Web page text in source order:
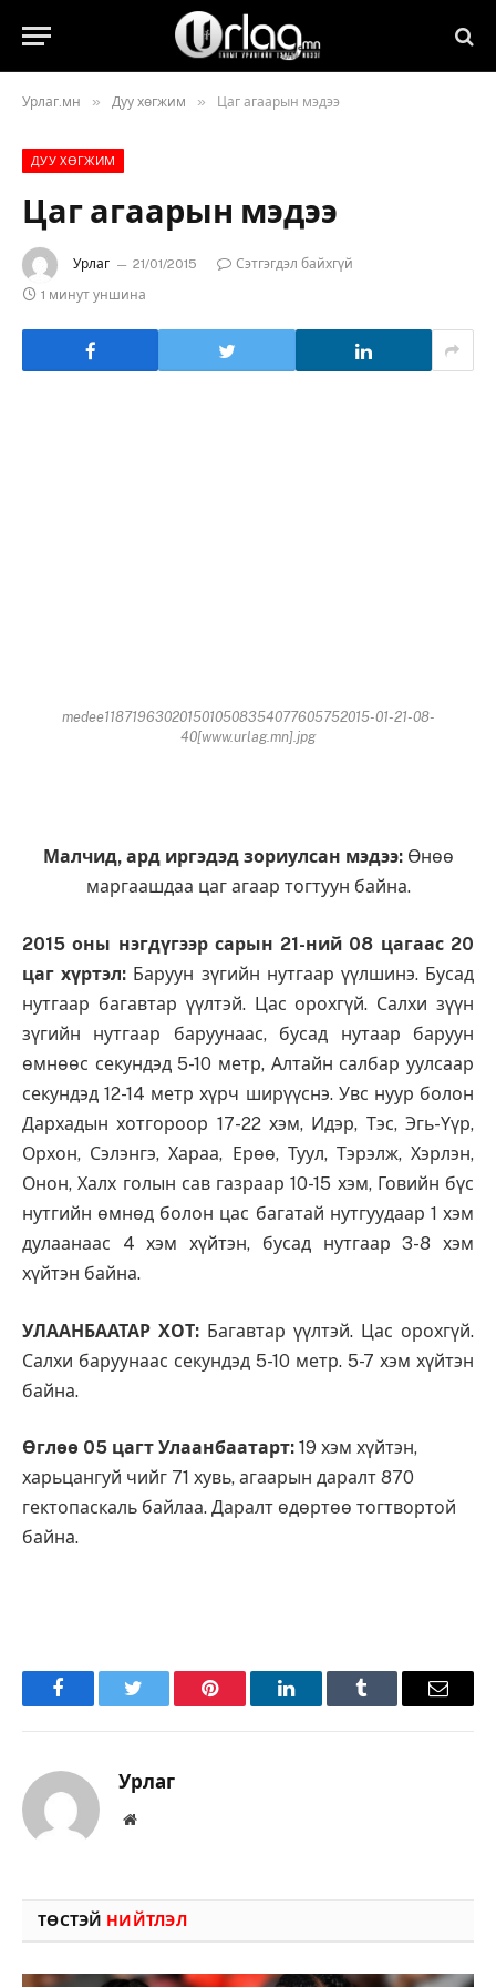
Урлаг.мн » Дуу хөгжим » Цаг агаарын мэдээ
ДУУ ХӨГЖИМ
Цаг агаарын мэдээ
Урлаг 21/01/2015
Сэтгэгдэл байхгүй
1 минут уншина
medee1187196302015010508354077605752015-01-21-08-
40[www.urlag.mn].jpg
Малчид, ард иргэдэд зориулсан мэдээ:Өнөө
маргаашдаа цаг агаар тогтуун байна.
2015 оны нэгдүгээр сарын 21-ний 08 цагаас 20
цаг хүртэл: Баруун зүгийн нутгаар үүлшинэ. Бусад
нутгаар багавтар үүлтэй. Цас орохгүй. Салхи зүүн
зүгийн нутгаар баруунаас, бусад нутаар баруун
өмнөөс секундэд 5-10 метр, Алтайн салбар уулсаар
секундэд 12-14 метр хүрч ширүүснэ. Увс нуур болон
Дархадын хотгороор 17-22 хэм, Идэр, Тэс, Эгь-Үүр,
Орхон, Сэлэнгэ, Хараа, Ерөө, Туул, Тэрэлж, Хэрлэн,
Онон, Халх голын сав газраар 10-15 хэм, Говийн бүс
нутгийн өмнөд болон цас багатай нутгуудаар 1 хэм
дулаанаас 4 хэм хүйтэн, бусад нутгаар 3-8 хэм
хүйтэн байна.
УЛААНБААТАР ХОТ: Багавтар үүлтэй. Цас орохгүй.
Салхи баруунаас секундэд 5-10 метр. 5-7 хэм хүйтэн
байна.
Өглөө 05 цагт Улаанбаатарт: 19 хэм хүйтэн,
харьцангуй чийг 71 хувь, агаарын даралт 870
гектопаскаль байлаа. Даралт өдөртөө тогтвортой
байна.
FacebookTwitter Pinterest LinkedInTumblr Имэйл
Урлаг
Вэбсайт
ТӨСТЭЙ НИЙТЛЭЛ